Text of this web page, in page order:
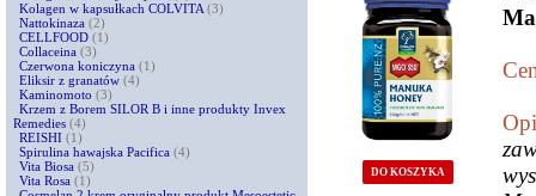
Kolagen w kapsułkach COLVITA (3)
Nattokinaza (2)
CELLFOOD (1)
Collaceina (3)
Czerwona koniczyna (1)
Eliksir z granatów (4)
Kaminomoto (3)
Krzem z Borem SILOR B i inne produkty Invex
Remedies (4)
REISHI (1)
Spirulina hawajska Pacifica (4)
Vita Biosa (5)
Vita Rosa (1)
DO KOSZYKA